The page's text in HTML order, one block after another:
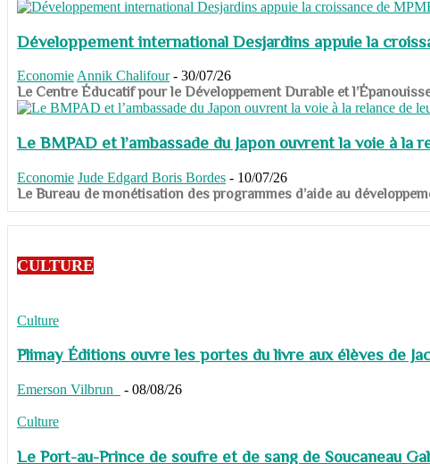
Développement international Desjardins appuie la
Economie Annik Chalifour - 30/07/26
​​​​​​​Le Centre Éducatif pour le Développement Durable et
Le BMPAD et l’ambassade du Japon ouvrent la voie à la
Economie Jude Edgard Boris Bordes - 10/07/26
​​​​​​​Le Bureau de monétisation des programmes d’aide au
CULTURE
Culture
Plimay Éditions ouvre les portes du livre aux élèves de
Emerson Vilbrun - 08/08/26
Culture
Le Port-au-Prince de soufre et de sang de Soucaneau